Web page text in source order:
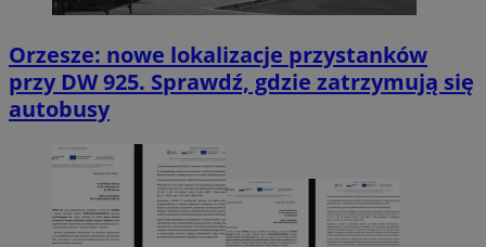
Orzesze: nowe lokalizacje przystanków
przy DW 925. Sprawdź, gdzie zatrzymują się
autobusy